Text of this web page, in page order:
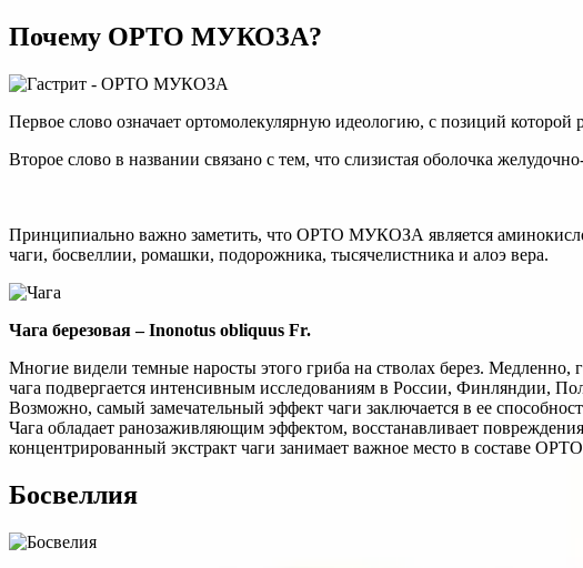
Почему ОРТО МУКОЗА?
Первое слово означает ортомолекулярную идеологию, с позиций которой
Второе слово в названии связано с тем, что слизистая оболочка
Принципиально важно заметить, что ОРТО МУКОЗА является
чаги, босвеллии, ромашки, подорожника, тысячелистника и алоэ вера.
Чага березовая – Inonotus obliquus Fr.
Многие видели темные наросты этого гриба на стволах берез. Медленно,
чага подвергается интенсивным исследованиям в России, Финляндии,
Возможно, самый замечательный эффект чаги заключается в ее
Чага обладает ранозаживляющим эффектом, восстанавливает
концентрированный экстракт чаги занимает важное место в составе
Босвеллия